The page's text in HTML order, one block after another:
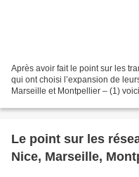
Après avoir fait le point sur les
qui ont choisi l’expansion de
Marseille et Montpellier – (1)
Le point sur les
Nice, Marseille,